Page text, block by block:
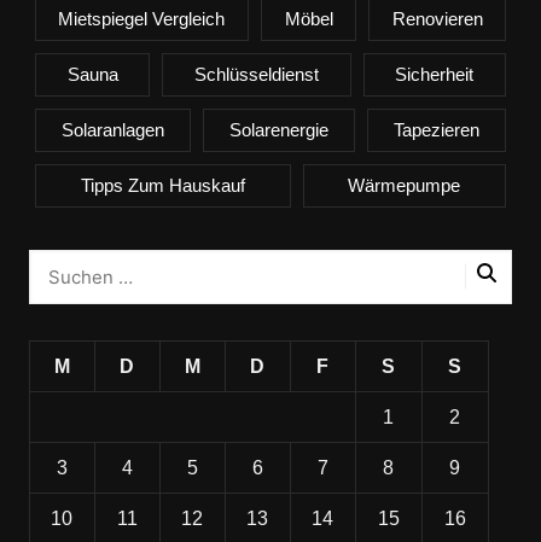
Mietspiegel Vergleich Möbel Renovieren
Sauna Schlüsseldienst Sicherheit
Solaranlagen Solarenergie Tapezieren
Tipps Zum Hauskauf Wärmepumpe
M D M D F S S
1 2
3 4 5 6 7 8 9
10 11 12 13 14 15 16